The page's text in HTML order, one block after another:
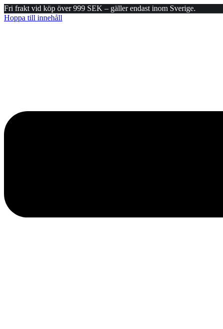
Fri frakt vid köp över 999 SEK – gäller endast inom Sverige.
Hoppa till innehåll